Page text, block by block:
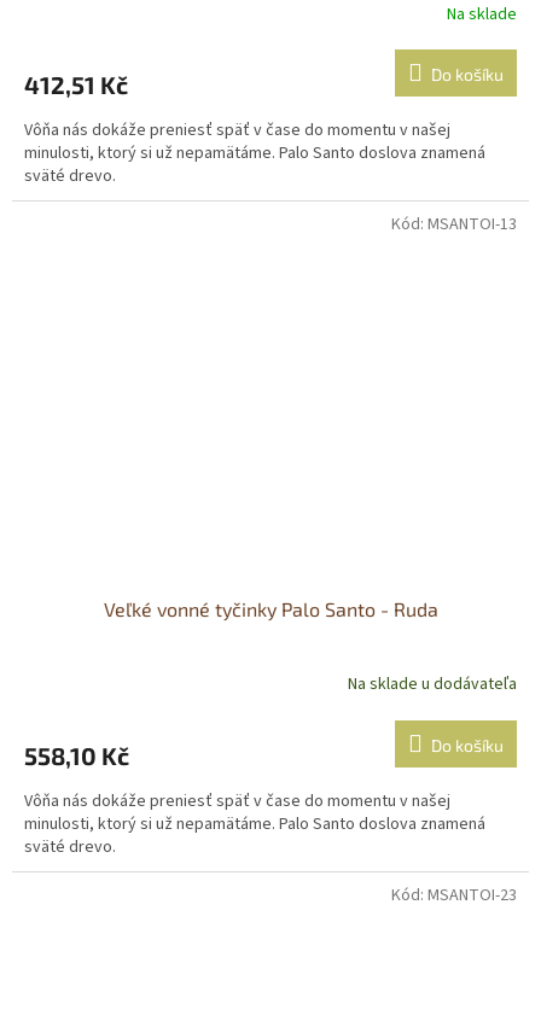
Na sklade
412,51 Kč Do košíku
Vôňa nás dokáže preniesť späť v čase do momentu v našej
minulosti, ktorý si už nepamätáme. Palo Santo doslova znamená
sväté drevo.
Veľké vonné tyčinky Palo Santo - Ruda
Na sklade u dodávateľa
558,10 Kč Do košíku
Vôňa nás dokáže preniesť späť v čase do momentu v našej
minulosti, ktorý si už nepamätáme. Palo Santo doslova znamená
sväté drevo.
Kód: MSANTOI-13
Kód: MSANTOI-23